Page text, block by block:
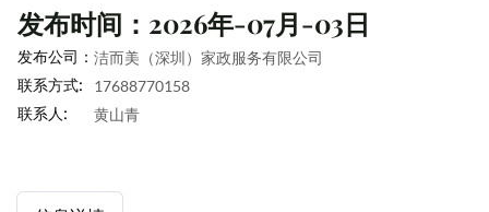
发布时间：2026年-07月-03日
发布公司： 洁而美（深圳）家政服务有限公司
联系方式: 17688770158
联系人: 黄山青